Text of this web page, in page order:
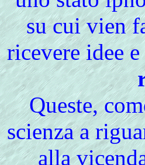
su cui vien
ricevere idee
Queste,
scienza a
alla